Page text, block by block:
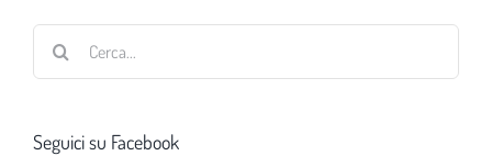
Seguici su Facebook